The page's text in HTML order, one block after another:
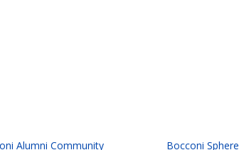
Alumni Community Bocconi Sphere